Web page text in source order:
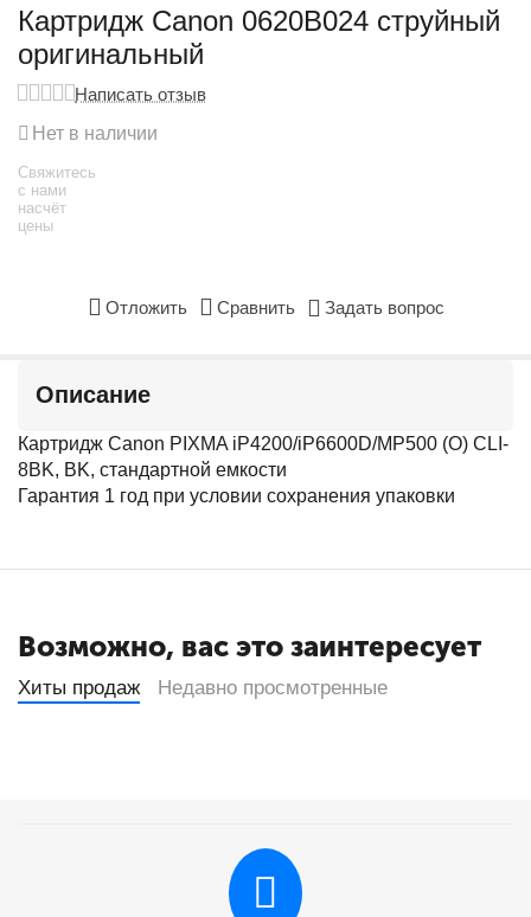
Картридж Canon 0620B024 струйный
оригинальный
Написать отзыв
Нет в наличии
Свяжитесь
с нами
насчёт
цены
Отложить Сравнить Задать вопрос
Описание
Картридж Canon PIXMA iP4200/iP6600D/MP500 (O) CLI-
8BK, BK, стандартной емкости
Гарантия 1 год при условии сохранения упаковки
Возможно, вас это заинтересует
Хиты продаж Недавно просмотренные